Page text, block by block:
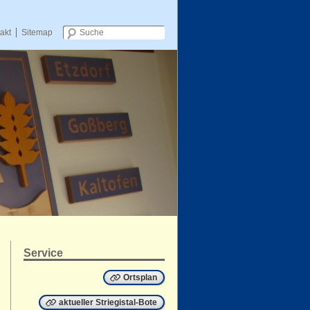
Zum Inhalt wechseln
Sitemap
Service
Ortsplan
aktueller Striegistal-Bote